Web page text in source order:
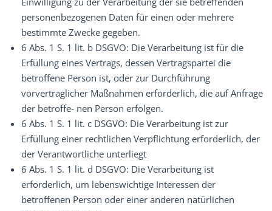
personenbezogenen Daten für einen oder mehrere
bestimmte Zwecke gegeben.
6 Abs. 1 S. 1 lit. b DSGVO: Die Verarbeitung ist für die
Erfüllung eines Vertrags, dessen Vertragspartei die
betroffene Person ist, oder zur Durchführung
vorvertraglicher Maßnahmen erforderlich, die auf Anfrage
der betroffe- nen Person erfolgen.
6 Abs. 1 S. 1 lit. c DSGVO: Die Verarbeitung ist zur
Erfüllung einer rechtlichen Verpflichtung erforderlich, der
der Verantwortliche unterliegt
6 Abs. 1 S. 1 lit. d DSGVO: Die Verarbeitung ist
erforderlich, um lebenswichtige Interessen der
betroffenen Person oder einer anderen natürlichen